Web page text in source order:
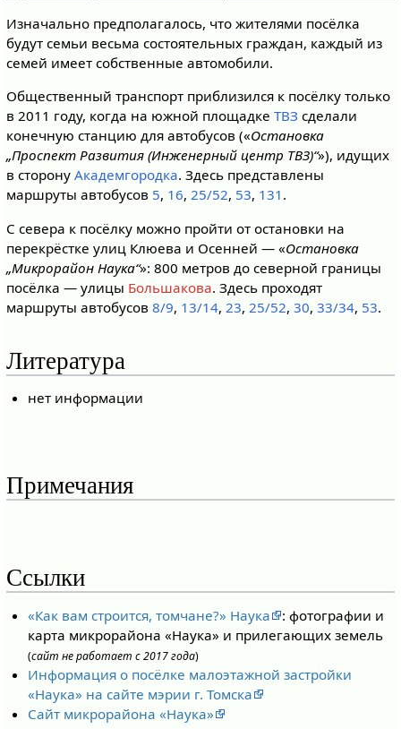
Изначально предполагалось, что жителями посёлка
будут семьи весьма состоятельных граждан, каждый из
семей имеет собственные автомобили.
Общественный транспорт приблизился к посёлку только
в 2011 году, когда на южной площадке ТВЗ сделали
конечную станцию для автобусов («Остановка
„Проспект Развития (Инженерный центр ТВЗ)“»), идущих
в сторону Академгородка. Здесь представлены
маршруты автобусов 5, 16, 25/52, 53, 131 .
С севера к посёлку можно пройти от остановки на
перекрёстке улиц Клюева и Осенней — «Остановка
„Микрорайон Наука“»: 800 метров до северной границы
посёлка — улицы Большакова. Здесь проходят
маршруты автобусов 8/9, 13/14, 23, 25/52, 30, 33/34, 53.
Литература
нет информации
Примечания
Ссылки
«Как вам строится, томчане?» Наука
: фотографии и
карта микрорайона «Наука» и прилегающих земель
(сайт не работает с 2017 года)
Информация о посёлке малоэтажной застройки
«Наука» на сайте мэрии г. Томска
Сайт микрорайона «Наука»